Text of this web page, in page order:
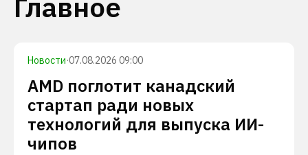
Новости·07.08.2026 09:00
AMD поглотит канадский
стартап ради новых
технологий для выпуска ИИ-
чипов